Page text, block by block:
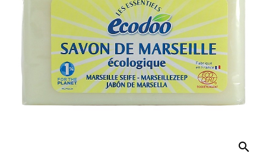
SANTÉ
BÉBÉ
CULTUREL
search